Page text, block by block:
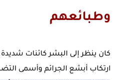
وطبائعهم
كان ينظر إلى البشر كائنات شديدة
ارتكاب أبشع الجرائم وأسمى